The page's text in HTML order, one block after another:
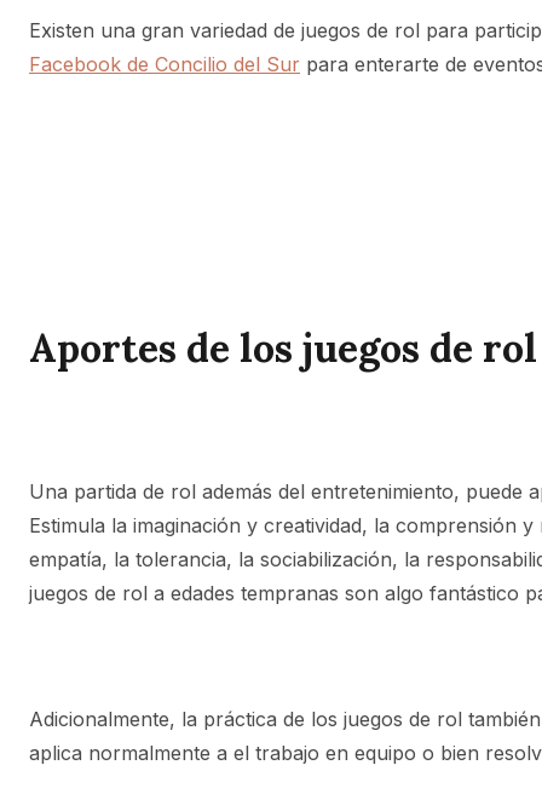
Existen una gran variedad de juegos de rol para
Facebook de Concilio del Sur para enterarte de
Aportes de los juegos de rol
Una partida de rol además del entretenimiento,
Estimula la imaginación y creatividad, la comprensión
empatía, la tolerancia, la sociabilización, la
juegos de rol a edades tempranas son algo fantástico
Adicionalmente, la práctica de los juegos de rol
aplica normalmente a el trabajo en equipo o bien